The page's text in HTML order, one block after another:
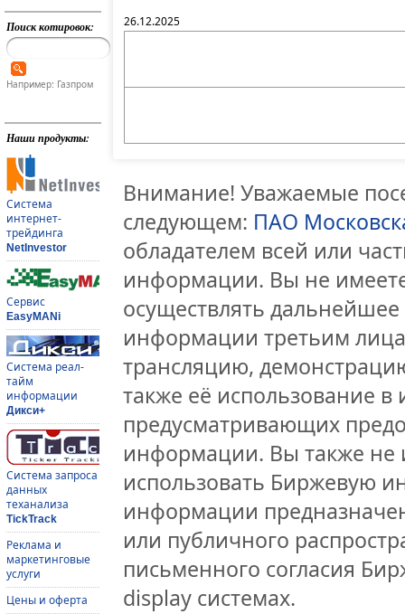
Поиск котировок:
Например: Газпром
Наши продукты:
Система
интернет-
трейдинга
NetInvestor
Сервис
EasyMANi
Система реал-
тайм
информации
Дикси+
Система запроса
данных
теханализа
TickTrack
Реклама и
маркетинговые
услуги
Цены и оферта
26.12.2025
Внимание! Уважаемые
следующем: ПАО
обладателем всей или
информации. Вы не
осуществлять
информации третьим
трансляцию,
также её использование
предусматривающих
информации. Вы также не
использовать Биржевую
информации
или публичного
письменного согласия
display системах.